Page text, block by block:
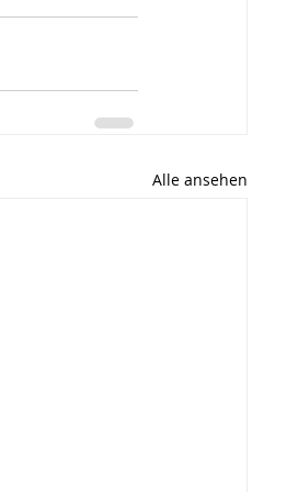
Alle ansehen